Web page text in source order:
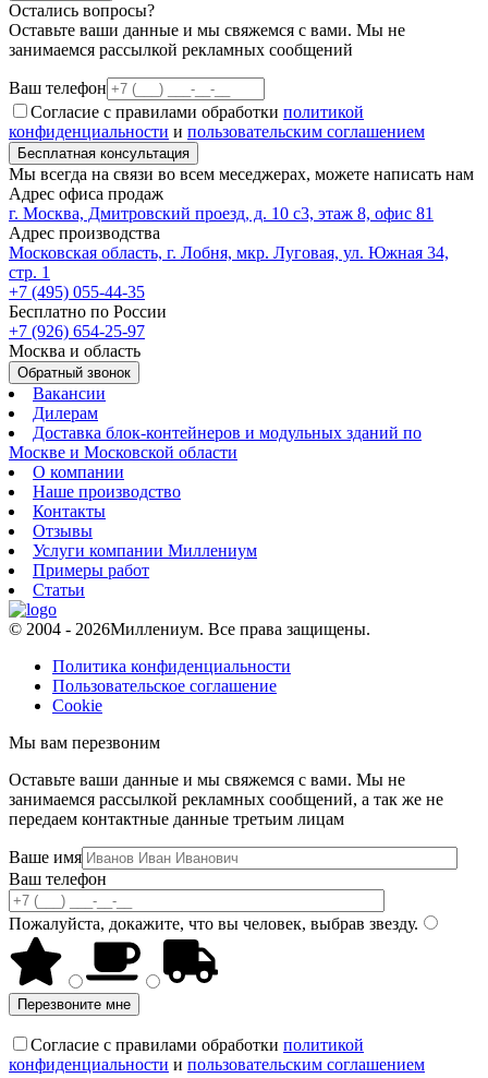
Остались вопросы?
Оставьте ваши данные и мы свяжемся с вами. Мы не
занимаемся рассылкой рекламных сообщений
Ваш телефон
Согласие с правилами обработки политикой
конфиденциальности и пользовательским соглашением
Бесплатная консультация
Мы всегда на связи во всем меседжерах, можете написать нам
Адрес офиса продаж
г. Москва, Дмитровский проезд, д. 10 с3, этаж 8, офис 81
Адрес производства
Московская область, г. Лобня, мкр. Луговая, ул. Южная 34,
стр. 1
+7 (495) 055-44-35
Бесплатно по России
+7 (926) 654-25-97
Москва и область
Обратный звонок
Вакансии
Дилерам
Доставка блок-контейнеров и модульных зданий по
Москве и Московской области
О компании
Наше производство
Контакты
Отзывы
Услуги компании Миллениум
Примеры работ
Статьи
© 2004 - 2026Миллениум. Все права защищены.
Политика конфиденциальности
Пользовательское соглашение
Cookie
Мы вам перезвоним
Оставьте ваши данные и мы свяжемся с вами. Мы не
занимаемся рассылкой рекламных сообщений, а так же не
передаем контактные данные третьим лицам
Ваше имя
Ваш телефон
Пожалуйста, докажите, что вы человек, выбрав звезду.
Перезвоните мне
Согласие с правилами обработки политикой
конфиденциальности и пользовательским соглашением